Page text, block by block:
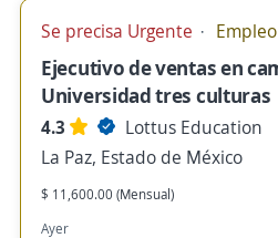
Se precisa Urgente
Ejecutivo de ventas en
Universidad tres culturas
4.3
Lottus Education
La Paz, Estado de México
$ 11,600.00 (Mensual)
Ayer